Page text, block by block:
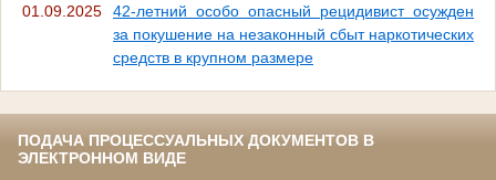
01.09.2025
42-летний особо опасный рецидивист осужден
за покушение на незаконный сбыт наркотических
средств в крупном размере
ПОДАЧА ПРОЦЕССУАЛЬНЫХ ДОКУМЕНТОВ В
ЭЛЕКТРОННОМ ВИДЕ